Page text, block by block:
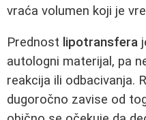
vraća volumen koji je
Prednost lipotransfera
autologni materijal, pa
reakcija ili odbacivanja.
dugoročno zavise od